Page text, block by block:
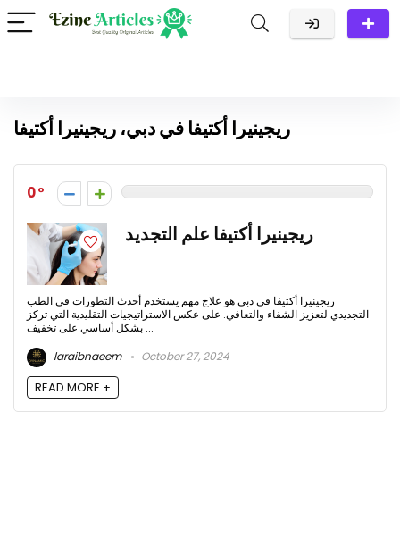
ريجينيرا أكتيفا في دبي، ريجينيرا أكتيفا
0
ريجينيرا أكتيفا علم التجديد
ريجينيرا أكتيفا في دبي هو علاج مهم يستخدم أحدث التطورات في الطب
التجديدي لتعزيز الشفاء والتعافي. على عكس الاستراتيجيات التقليدية التي تركز
بشكل أساسي على تخفيف ...
laraibnaeem
October 27, 2024
READ MORE +